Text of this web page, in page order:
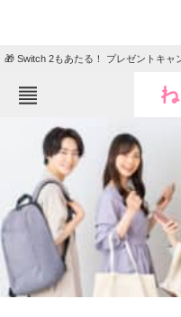
🎁 Switch 2もあたる！ プレゼントキャ
エンタメ
グルメ
動物